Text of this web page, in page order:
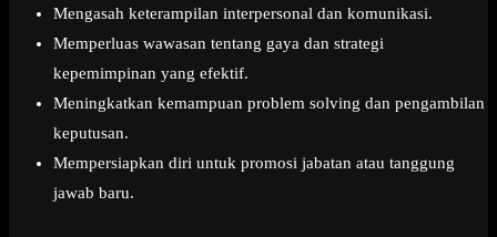
Mengasah keterampilan interpersonal dan komunikasi.
Memperluas wawasan tentang gaya dan strategi
kepemimpinan yang efektif.
Meningkatkan kemampuan problem solving dan pengambilan
keputusan.
Mempersiapkan diri untuk promosi jabatan atau tanggung
jawab baru.